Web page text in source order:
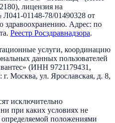
), лицензия на
Л041-01148-78/01490328 от
здравоохранению. Адрес: по
. Реестр Росздравнадзора.
услуги, координацию
данных пользователей
(ИНН 9721179431 ,
г. Москва, ул. Ярославская, д. 8,
исключительно
при каких условиях не
положениями